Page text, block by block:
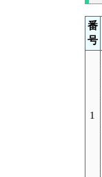
番
号
1